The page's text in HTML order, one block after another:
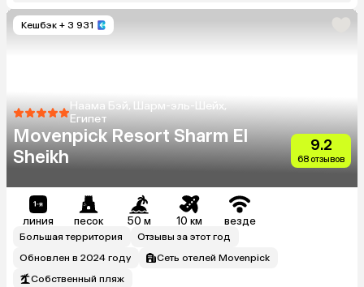
Кешбэк + 3 931
Наама Бэй, Шарм-эль-Шейх,
Египет
Movenpick Resort Sharm El
Sheikh
9.2
68 отзывов
линия песок 50 м 10 км везде
Большая территория
Отзывы за этот год
Обновлен в 2024 году
Сеть отелей Movenpick
Собственный пляж